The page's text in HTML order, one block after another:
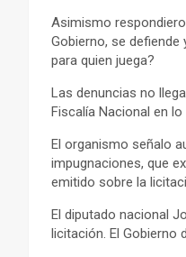
Asimismo
Gobierno, se
para quien juega?
Las denuncias no
Fiscalía Nacional en
El organismo señalo
impugnaciones, que
emitido sobre la
El diputado nacional
licitación. El Gobierno